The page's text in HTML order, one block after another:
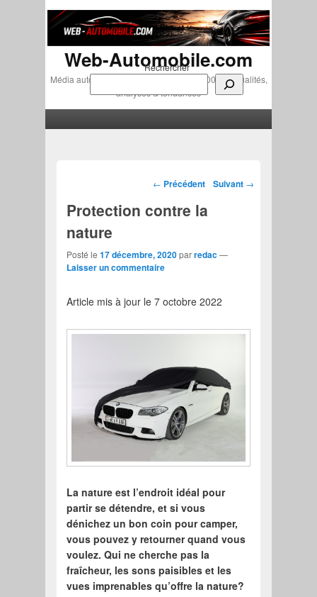
Rechercher
Web-Automobile.com
Média automobile indépendant depuis 2007 • Actualités,
analyses & tendances
Navigation des articles
← Précédent Suivant →
Protection contre la
nature
Posté le17 décembre, 2020parredac—
Laisser un commentaire
Article mis à jour le 7 octobre 2022
La nature est l’endroit idéal pour
partir se détendre, et si vous
dénichez un bon coin pour camper,
vous pouvez y retourner quand vous
voulez. Qui ne cherche pas la
fraîcheur, les sons paisibles et les
vues imprenables qu’offre la nature?